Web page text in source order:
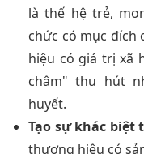
là thế hệ trẻ,
chức có mục đích
hiệu có giá trị xã
châm" thu hút
huyết.
Tạo sự khác
thương hiệu có